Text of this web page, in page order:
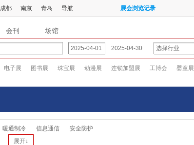
成都 南京 青岛 导航 展会浏览记录
会刊 场馆
电子展 图书展 珠宝展 动漫展 连锁加盟展 工博会 婴童展
暖通制冷 信息通信
安全防护
展开↓